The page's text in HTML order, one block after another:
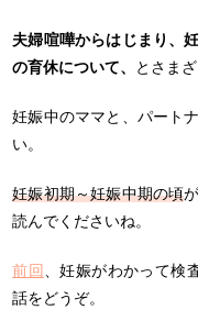
夫婦喧嘩からはじまり、
の育休について、
とさま
妊娠中のママと、パート
い。
妊娠初期～妊娠中期の頃
読んでくださいね。
前回
、妊娠がわかって
話をどうぞ。